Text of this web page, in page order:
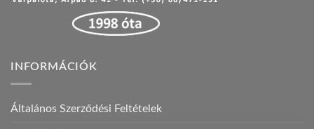
INFORMÁCIÓK
Általános Szerződési Feltételek